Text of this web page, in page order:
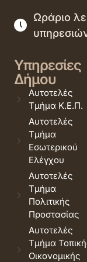
Ωράριο
Υπηρεσίες
Δήμου
Αυτοτελές
Τμήμα Κ.Ε.Π.
Αυτοτελές
Τμήμα
Εσωτερικού
Ελέγχου
Αυτοτελές
Τμήμα
Πολιτικής
Προστασίας
Αυτοτελές
Τμήμα
Οικονομικής